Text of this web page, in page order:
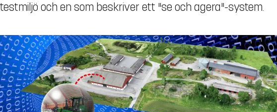
testmiljö och en som beskriver ett "se och agera"-system.